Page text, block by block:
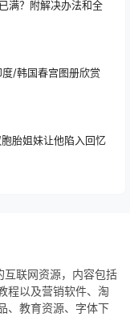
满？附解决办法和全
/韩国春宫图册欣赏
胎姐妹让他陷入回忆
联网资源，内容包括
程以及营销软件、淘
、教育资源、字体下